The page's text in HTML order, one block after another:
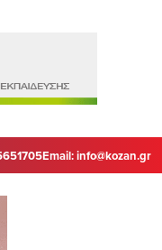
Email:info@kozan.gr